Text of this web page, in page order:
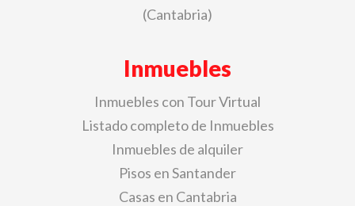
(Cantabria)
Inmuebles
Inmuebles con Tour Virtual
Listado completo de Inmuebles
Inmuebles de alquiler
Pisos en Santander
Casas en Cantabria